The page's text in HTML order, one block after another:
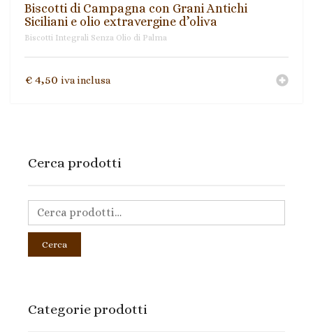
Prodotti tipici siciliani
Biscotti di Campagna con Grani Antichi
Siciliani e olio extravergine d’oliva
Biscotti Integrali Senza Olio di Palma
€ 4,50 iva inclusa
Cerca prodotti
Cerca
Categorie prodotti